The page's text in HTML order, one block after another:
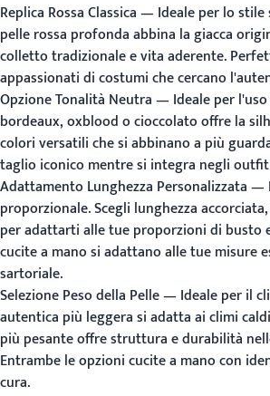
Replica Rossa Classica— Ideale per lo stile
pelle rossa profonda abbina la giacca
colletto tradizionale e vita aderente.
appassionati di costumi che cercano
Opzione Tonalità Neutra— Ideale per
bordeaux, oxblood o cioccolato offre la
colori versatili che si abbinano a più
taglio iconico mentre si integra negli outfit
Adattamento Lunghezza Personalizzata—
proporzionale. Scegli lunghezza
per adattarti alle tue proporzioni di busto
cucite a mano si adattano alle tue misure
sartoriale.
Selezione Peso della Pelle— Ideale per il
autentica più leggera si adatta ai climi
più pesante offre struttura e durabilità
Entrambe le opzioni cucite a mano con
cura.